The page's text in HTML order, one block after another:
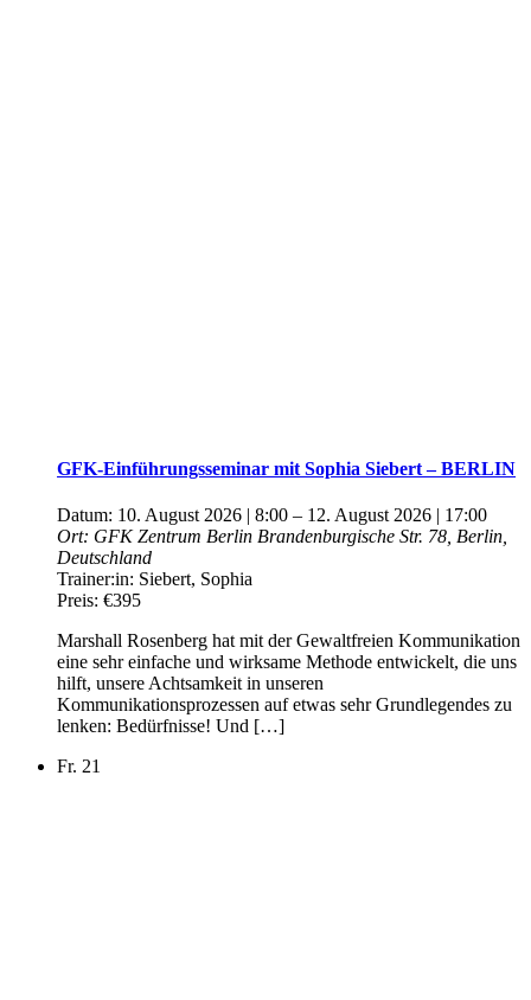
GFK-Einführungsseminar mit Sophia Siebert – BERLIN
Datum: 10. August 2026 | 8:00 – 12. August 2026 | 17:00
Ort: GFK Zentrum Berlin Brandenburgische Str. 78, Berlin,
Deutschland
Trainer:in: Siebert, Sophia
Preis: €395
Marshall Rosenberg hat mit der Gewaltfreien Kommunikation
eine sehr einfache und wirksame Methode entwickelt, die uns
hilft, unsere Achtsamkeit in unseren
Kommunikationsprozessen auf etwas sehr Grundlegendes zu
lenken: Bedürfnisse! Und […]
Fr. 21